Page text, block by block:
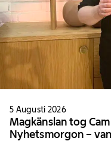
5 Augusti 2026
Magkänslan tog
Nyhetsmorgon –